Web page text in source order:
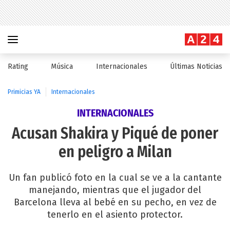
Rating Música Internacionales Últimas Noticias
Primicias YA Internacionales
INTERNACIONALES
Acusan Shakira y Piqué de poner
en peligro a Milan
Un fan publicó foto en la cual se ve a la cantante
manejando, mientras que el jugador del
Barcelona lleva al bebé en su pecho, en vez de
tenerlo en el asiento protector.